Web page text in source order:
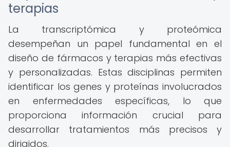
terapias
La transcriptómica y proteómica
desempeñan un papel fundamental en el
diseño de fármacos y terapias más efectivas
y personalizadas. Estas disciplinas permiten
identificar los genes y proteínas involucrados
en enfermedades específicas, lo que
proporciona información crucial para
desarrollar tratamientos más precisos y
dirigidos.